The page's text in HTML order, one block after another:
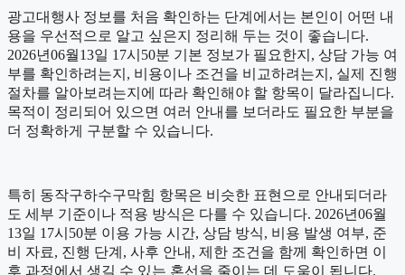
광고대행사 정보를 처음 확인하는 단계에서는 본인이 어떤 내
용을 우선적으로 알고 싶은지 정리해 두는 것이 좋습니다.
2026년06월13일 17시50분 기본 정보가 필요한지, 상담 가능 여
부를 확인하려는지, 비용이나 조건을 비교하려는지, 실제 진행
절차를 알아보려는지에 따라 확인해야 할 항목이 달라집니다.
목적이 정리되어 있으면 여러 안내를 보더라도 필요한 부분을
더 정확하게 구분할 수 있습니다.
특히 동작구하수구막힘 항목은 비슷한 표현으로 안내되더라
도 세부 기준이나 적용 방식은 다를 수 있습니다. 2026년06월
13일 17시50분 이용 가능 시간, 상담 방식, 비용 발생 여부, 준
비 자료, 진행 단계, 사후 안내, 제한 조건을 함께 확인하면 이
후 과정에서 생길 수 있는 혼선을 줄이는 데 도움이 됩니다.